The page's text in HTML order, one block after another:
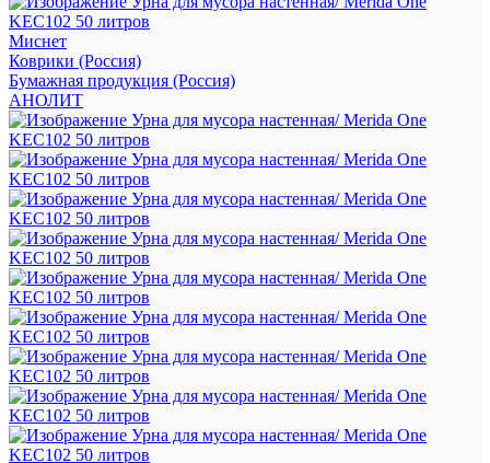
Миснет
Коврики (Россия)
Бумажная продукция (Россия)
АНОЛИТ